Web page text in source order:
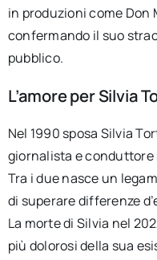
in produzioni come Don
confermando il suo
pubblico.
L’amore per Silvia
Nel 1990 sposa Silvia
giornalista e conduttore
Tra i due nasce un
di superare differenze
La morte di Silvia nel
più dolorosi della sua